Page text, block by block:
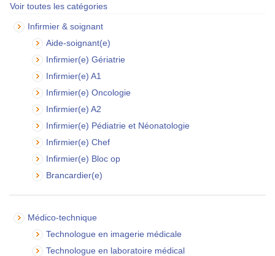
Voir toutes les catégories
Infirmier & soignant
Aide-soignant(e)
Infirmier(e) Gériatrie
Infirmier(e) A1
Infirmier(e) Oncologie
Infirmier(e) A2
Infirmier(e) Pédiatrie et Néonatologie
Infirmier(e) Chef
Infirmier(e) Bloc op
Brancardier(e)
Médico-technique
Technologue en imagerie médicale
Technologue en laboratoire médical